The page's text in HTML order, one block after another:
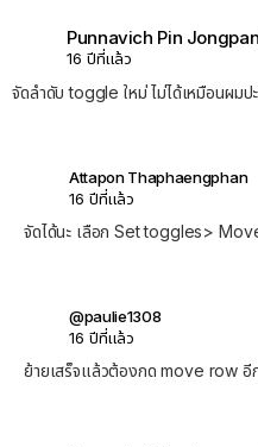
Punnavich Pin
16 ปีที่แล้ว
จัดลำดับ toggle ใหม่ ไม่ได้เหมือนผม
Attapon Thaphaengphan
16 ปีที่แล้ว
จัดได้นะ เลือก Set toggles>
@paulie1308
16 ปีที่แล้ว
ย้ายเสร็จแล้วต้องกด move row อี